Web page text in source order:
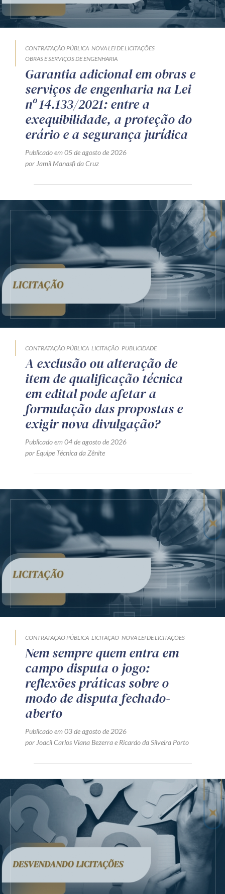
CONTRATAÇÃO PÚBLICA NOVA LEI DE LICITAÇÕES
OBRAS E SERVIÇOS DE ENGENHARIA
Garantia adicional em obras e
serviços de engenharia na Lei
nº 14.133/2021: entre a
exequibilidade, a proteção do
erário e a segurança jurídica
Publicado em 05 de agosto de 2026
por Jamil Manasfi da Cruz
CONTRATAÇÃO PÚBLICA LICITAÇÃO PUBLICIDADE
A exclusão ou alteração de
item de qualificação técnica
em edital pode afetar a
formulação das propostas e
exigir nova divulgação?
Publicado em 04 de agosto de 2026
por Equipe Técnica da Zênite
CONTRATAÇÃO PÚBLICA LICITAÇÃO NOVA LEI DE LICITAÇÕES
Nem sempre quem entra em
campo disputa o jogo:
reflexões práticas sobre o
modo de disputa fechado-
aberto
Publicado em 03 de agosto de 2026
por Joacil Carlos Viana Bezerrae Ricardo da Silveira Porto